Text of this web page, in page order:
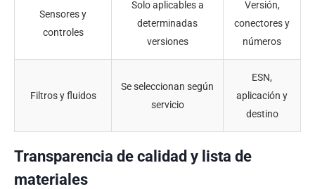
Sensores y
controles
Solo aplicables a
determinadas
versiones
Versión,
conectores y
números
Filtros y fluidos
Se seleccionan según
servicio
ESN,
aplicación y
destino
Transparencia de calidad y lista de
materiales